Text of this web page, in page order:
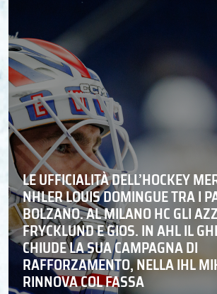
LE UFFICIALITÀ DELL’HOCKEY
NHLER LOUIS DOMINGUE TRA I
BOLZANO. AL MILANO HC GLI
FRYCKLUND E GIOS. IN AHL IL
CHIUDE LA SUA CAMPAGNA DI
RAFFORZAMENTO, NELLA IHL
RINNOVA COL FASSA